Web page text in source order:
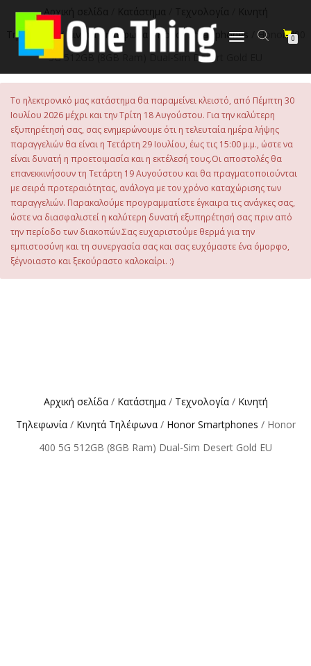
περιεχόμενο
Εναλλαγή
0
Αρχική σελίδα Κατάστημα Τεχνολογία
Κινητή
Τηλεφωνία
/Κινητά Τηλέφωνα /Honor Smartphones
/ Honor 400
5G 512GB (8GB Ram) Dual-Sim Desert Gold EU
Το ηλεκτρονικό μας κατάστημα θα παραμείνει κλειστό, από Πέμπτη 30
Ιουλίου 2026 μέχρι και την Τρίτη 18 Αυγούστου. Για την καλύτερη
εξυπηρέτησή σας, σας ενημερώνουμε ότι η τελευταία ημέρα λήψης
παραγγελιών θα είναι η Τετάρτη 29 Ιουλίου, έως τις 15:00 μ.μ., ώστε να
είναι δυνατή η προετοιμασία και η εκτέλεσή τους.Οι αποστολές θα
επανεκκινήσουν τη Τετάρτη 19 Αυγούστου και θα πραγματοποιούνται
με σειρά προτεραιότητας, ανάλογα με τον χρόνο καταχώρισης των
παραγγελιών. Παρακαλούμε προγραμματίστε έγκαιρα τις ανάγκες σας,
ώστε να διασφαλιστεί η καλύτερη δυνατή εξυπηρέτησή σας πριν από
την περίοδο των διακοπών.Σας ευχαριστούμε θερμά για την
εμπιστοσύνη και τη συνεργασία σας και σας ευχόμαστε ένα όμορφο,
ξέγνοιαστο και ξεκούραστο καλοκαίρι. :)
Αρχική σελίδα/ Κατάστημα/ Τεχνολογία/ Κινητή
Τηλεφωνία/ Κινητά Τηλέφωνα/ Honor Smartphones / Honor
400 5G 512GB (8GB Ram) Dual-Sim Desert Gold EU